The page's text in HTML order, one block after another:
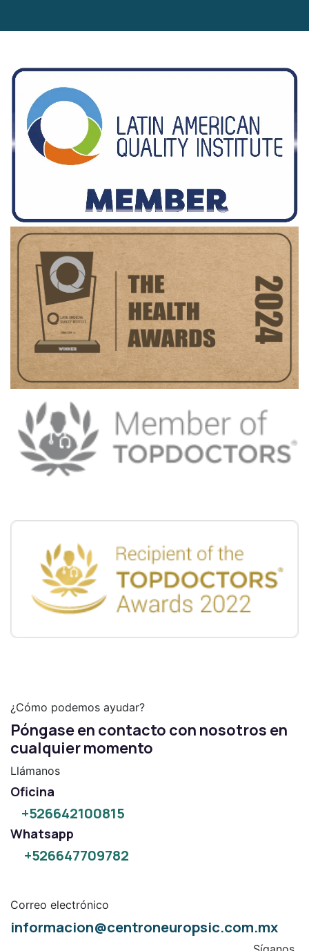
¿Cómo podemos ayudar?
Póngase en contacto con nosotros en
cualquier momento
Llámanos
Oficina
+526642100815
Whatsapp
+526647709782
Correo electrónico
informacion@centroneuropsic.com.mx